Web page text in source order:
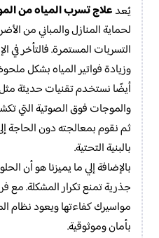
يُعدعلاج تسرب المياه من
لحماية المنازل والمباني من
التسربات المستمرة. فالتأخر في
وزيادة فواتير المياه بشكل
أيضًا نستخدم تقنيات حديثة
والموجات فوق الصوتية التي
ثم نقوم بمعالجته دون الحاجة
بالبنية التحتية.
بالإضافة إلي ما يميزنا هو أن
جذرية تمنع تكرار المشكلة.
مواسيرك كفاءتها ويعود نظام
بأمان وموثوقية.